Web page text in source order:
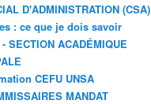
D'ADMINISTRATION (CSA)
: ce que je dois savoir
SECTION ACADÉMIQUE
CEFU UNSA
MANDAT